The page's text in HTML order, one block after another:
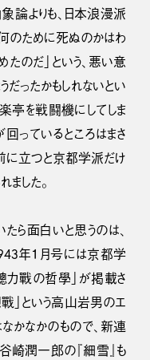
論よりも、日本浪漫派
何のために死ぬのかはわ
たのだ」という、悪い意
ったかもしれないとい
亭を戦闘機にしてしま
っているところはまさ
に立つと京都学派だけ
ました。
たら面白いと思うのは、
年１月号には京都学
力戰の哲學」が掲載さ
」という高山岩男のエ
かなかのもので、新連
崎潤一郎の『細雪』も